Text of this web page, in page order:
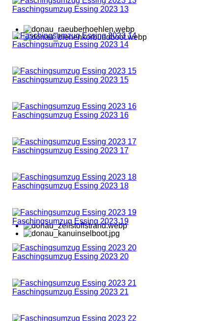
Faschingsumzug Essing 2023 13
Faschingsumzug Essing 2023 14
Faschingsumzug Essing 2023 15
Faschingsumzug Essing 2023 16
Faschingsumzug Essing 2023 17
Faschingsumzug Essing 2023 18
Faschingsumzug Essing 2023 19
Faschingsumzug Essing 2023 20
Faschingsumzug Essing 2023 21